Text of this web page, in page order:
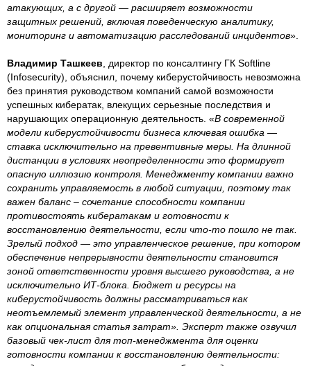
атакующих, а с другой — расширяет возможности
защитных решений, включая поведенческую аналитику,
мониторинг и автоматизацию расследований инцидентов».
Владимир Ташкеев , директор по консалтингу ГК Softline
(Infosecurity), объяснил, почему киберустойчивость невозможна
без принятия руководством компаний самой возможности
успешных кибератак, влекущих серьезные последствия и
нарушающих операционную деятельность. «В современной
модели киберустойчивости бизнеса ключевая ошибка —
ставка исключительно на превентивные меры. На длинной
дистанции в условиях неопределенности это формирует
опасную иллюзию контроля. Менеджменту компании важно
сохранить управляемость в любой ситуации, поэтому так
важен баланс – сочетание способности компании
противостоять кибератакам и готовности к
восстановлению деятельности, если что-то пошло не так.
Зрелый подход — это управленческое решение, при котором
обеспечение непрерывности деятельности становится
зоной ответственности уровня высшего руководства, а не
исключительно ИТ-блока. Бюджет и ресурсы на
киберустойчивость должны рассматриваться как
неотъемлемый элемент управленческой деятельности, а не
как опциональная статья затрат». Эксперт также озвучил
базовый чек-лист для топ-менеджмента для оценки
готовности компании к восстановлению деятельности: